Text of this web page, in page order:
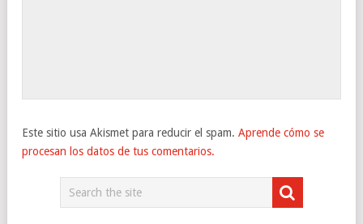
Este sitio usa Akismet para reducir el spam. Aprende cómo se
procesan los datos de tus comentarios.